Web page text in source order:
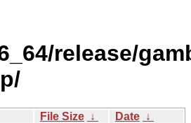
release/
File Size ↓ Date ↓